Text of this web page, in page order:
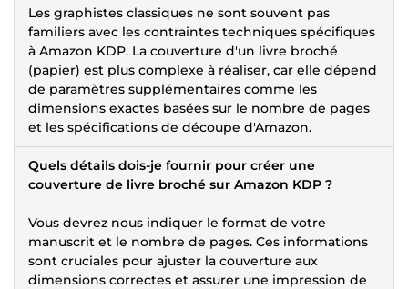
Les graphistes classiques ne sont souvent pas
familiers avec les contraintes techniques spécifiques
à Amazon KDP. La couverture d'un livre broché
(papier) est plus complexe à réaliser, car elle dépend
de paramètres supplémentaires comme les
dimensions exactes basées sur le nombre de pages
et les spécifications de découpe d'Amazon.
Quels détails dois-je fournir pour créer une
couverture de livre broché sur Amazon KDP ?
Vous devrez nous indiquer le format de votre
manuscrit et le nombre de pages. Ces informations
sont cruciales pour ajuster la couverture aux
dimensions correctes et assurer une impression de